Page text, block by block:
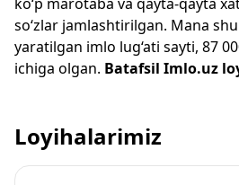
so‘zlar jamlashtirilgan. Mana
yaratilgan imlo lug‘ati sayti, 87
ichiga olgan. Batafsil Imlo.uz
Loyihalarimiz